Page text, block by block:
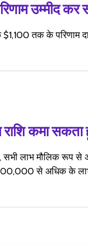
उम्मीद कर
तक के परिणाम
कमा सकता
लाभ मौलिक रूप से
से अधिक के लाभ